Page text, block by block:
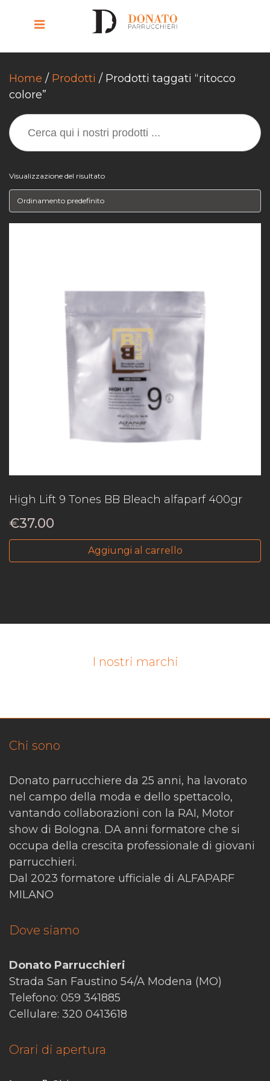
Home / Prodotti / Prodotti taggati “ritocco
colore”
SEARCH
FOR:
Visualizzazione del risultato
High Lift 9 Tones BB Bleach alfaparf 400gr
€37.00
Aggiungi al carrello
I nostri marchi
Chi sono
Donato parrucchiere da 25 anni, ha lavorato
nel campo della moda e dello spettacolo,
vantando collaborazioni con la RAI, Motor
show di Bologna. DA anni formatore che si
occupa della crescita professionale di giovani
parrucchieri.
Dal 2023 formatore ufficiale di ALFAPARF
MILANO
Dove siamo
Donato Parrucchieri
Strada San Faustino 54/A Modena (MO)
Telefono: 059 341885
Cellulare: 320 0413618
Orari di apertura